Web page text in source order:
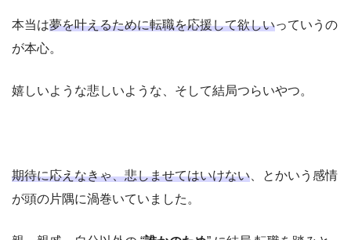
本当は夢を叶えるために転職を応援して欲しいっていうの
が本心。
嬉しいような悲しいような、そして結局つらいやつ。
期待に応えなきゃ、悲しませてはいけない 、とかいう感情
が頭の片隅に渦巻いていました。